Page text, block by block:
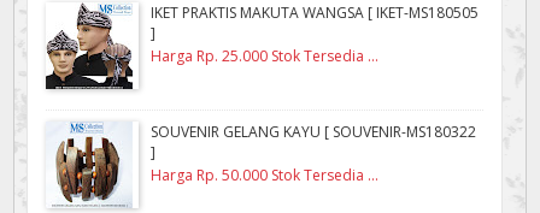
IKET PRAKTIS MAKUTA WANGSA [ IKET-MS180505
]
Harga Rp. 25.000 Stok Tersedia ...
SOUVENIR GELANG KAYU [ SOUVENIR-MS180322
]
Harga Rp. 50.000 Stok Tersedia ...